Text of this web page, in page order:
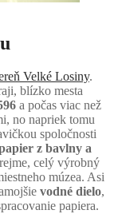
Velké Losiny.
blízko mesta
a počas viac než
no napriek tomu
spoločnosti
z bavlny a
celý výrobný
múzea. Asi
vodné dielo,
papiera.